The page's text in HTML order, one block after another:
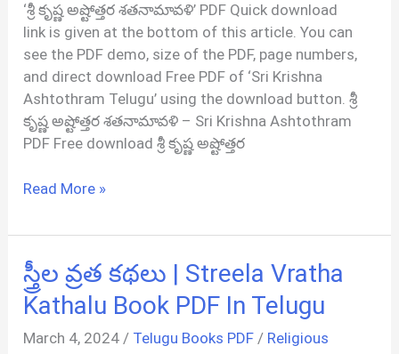
Telugu
‘శ్రీ కృష్ణ అష్టోత్తర శతనామావళి’ PDF Quick download
link is given at the bottom of this article. You can
see the PDF demo, size of the PDF, page numbers,
and direct download Free PDF of ‘Sri Krishna
Ashtothram Telugu’ using the download button. శ్రీ
కృష్ణ అష్టోత్తర శతనామావళి – Sri Krishna Ashtothram
PDF Free download శ్రీ కృష్ణ అష్టోత్తర
శ్రీ
అష్టోత్తర
|
Sri
Ashtothram
Read More »
స్త్రీల వ్రత కథలు | Streela Vratha
Kathalu Book PDF In Telugu
March 4, 2024 / Telugu Books PDF / Religious